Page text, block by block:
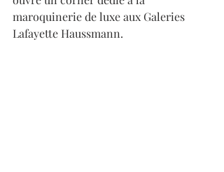
maroquinerie de luxe aux Galeries
Lafayette Haussmann.